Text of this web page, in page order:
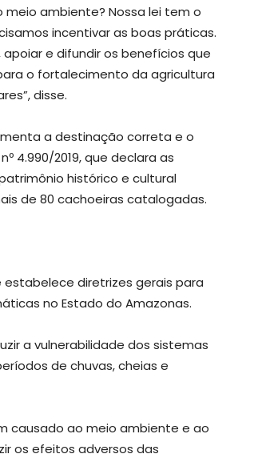
meio ambiente? Nossa lei tem o
incentivar as boas práticas.
e difundir os benefícios que
o fortalecimento da agricultura
disse.
a destinação correta e o
4.990/2019, que declara as
histórico e cultural
de 80 cachoeiras catalogadas.
estabelece diretrizes gerais para
no Estado do Amazonas.
a vulnerabilidade dos sistemas
de chuvas, cheias e
causado ao meio ambiente e ao
os efeitos adversos das